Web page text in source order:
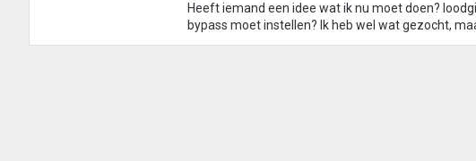
Heeft iemand een idee wat ik nu moet doen?
bypass moet instellen? Ik heb wel wat gezocht,